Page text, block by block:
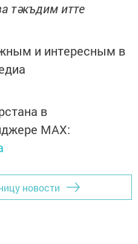
тәкъдим итте
и интересным в
в
MАХ:
новости